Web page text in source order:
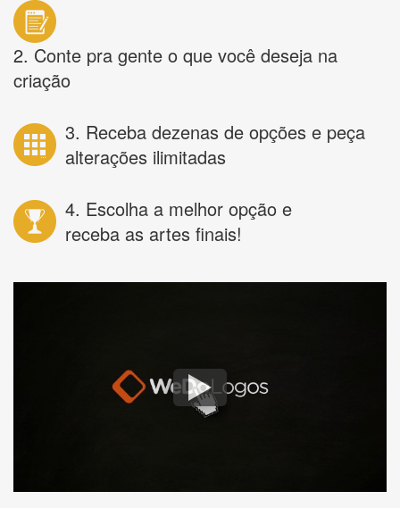
2. Conte pra gente o que você deseja na
criação
3. Receba dezenas de opções e peça
alterações ilimitadas
4. Escolha a melhor opção e
receba as artes finais!